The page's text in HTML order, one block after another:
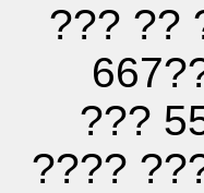
??? ??
???
????